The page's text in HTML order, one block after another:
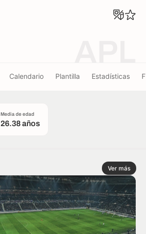
Calendario Plantilla Estadísticas
Media de edad
26.38 años
Ver más